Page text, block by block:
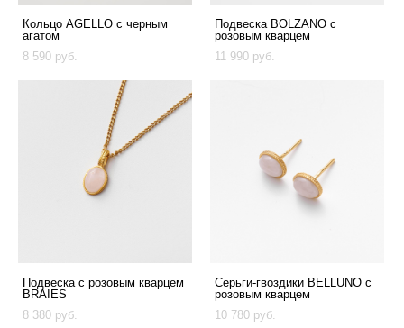
Кольцо AGELLO с черным
агатом
8 590 pуб.
Подвеска BOLZANO с
розовым кварцем
11 990 pуб.
Подвеска с розовым кварцем
BRAIES
8 380 pуб.
Серьги-гвоздики BELLUNO с
розовым кварцем
10 780 pуб.